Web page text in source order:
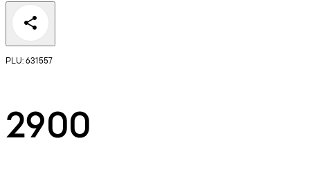
PLU: 631557
2900